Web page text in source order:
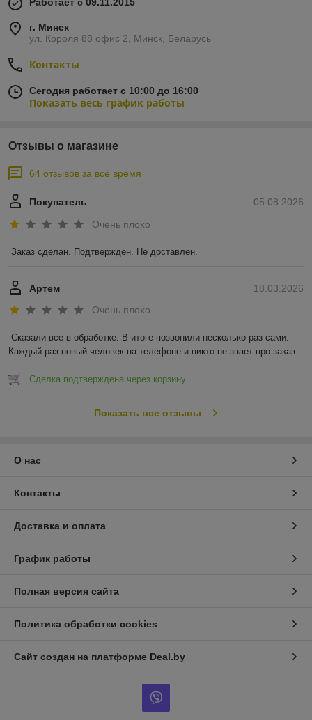
Работает с 09.11.2015
г. Минск
ул. Короля 88 офис 2, Минск, Беларусь
Контакты
Сегодня работает с 10:00 до 16:00
Показать весь график работы
Отзывы о магазине
64 отзывов за всё время
05.08.2026
Покупатель
Очень плохо
Заказ сделан. Подтвержден. Не доставлен.
18.03.2026
Артем
Очень плохо
Сказали все в обработке. В итоге позвонили несколько раз сами.
Каждый раз новый человек на телефоне и никто не знает про заказ.
Сделка подтверждена через корзину
Показать все отзывы
О нас
Контакты
Доставка и оплата
График работы
Полная версия сайта
Политика обработки cookies
Сайт создан на платформе Deal.by